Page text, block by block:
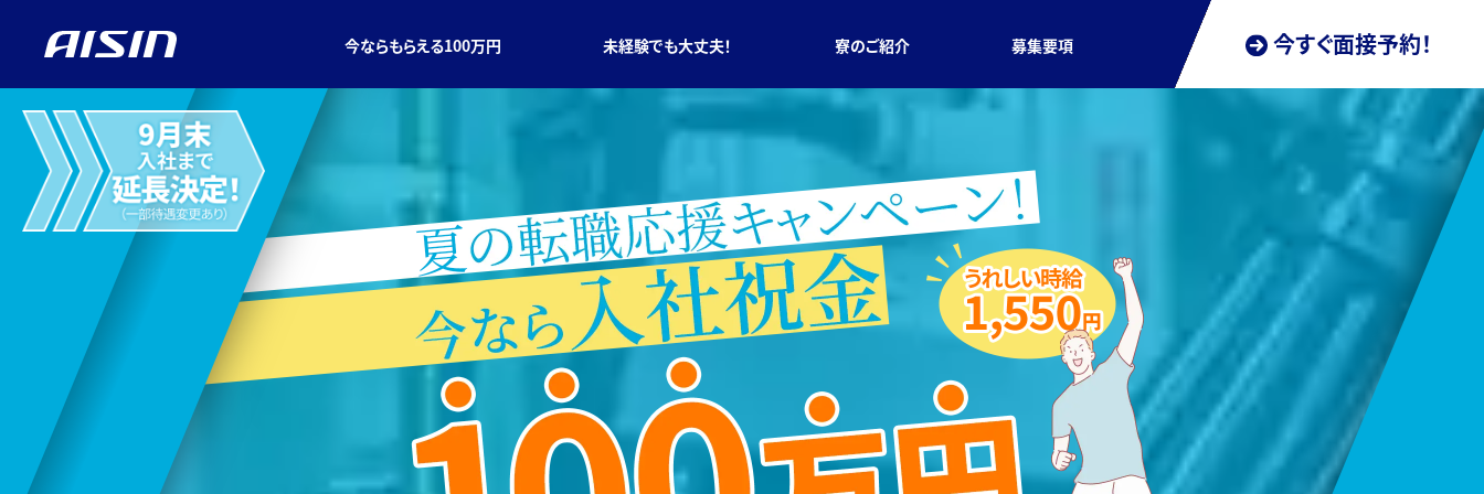
今ならもらえる100万円 未経験でも大丈夫！ 寮のご紹介 募集要項 今すぐ面接予約！